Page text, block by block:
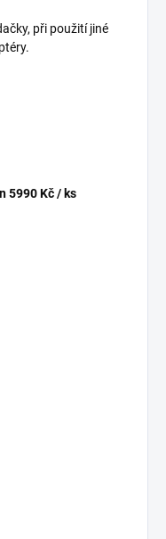
při použití jiné
5990 Kč / ks